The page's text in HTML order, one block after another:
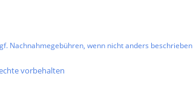
Nachnahmegebühren, wenn nicht anders beschrieben
vorbehalten